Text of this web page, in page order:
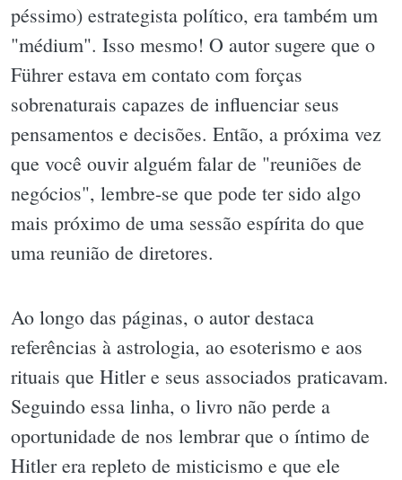
péssimo) estrategista político, era também um
"médium". Isso mesmo! O autor sugere que o
Führer estava em contato com forças
sobrenaturais capazes de influenciar seus
pensamentos e decisões. Então, a próxima vez
que você ouvir alguém falar de "reuniões de
negócios", lembre-se que pode ter sido algo
mais próximo de uma sessão espírita do que
uma reunião de diretores.
Ao longo das páginas, o autor destaca
referências à astrologia, ao esoterismo e aos
rituais que Hitler e seus associados praticavam.
Seguindo essa linha, o livro não perde a
oportunidade de nos lembrar que o íntimo de
Hitler era repleto de misticismo e que ele